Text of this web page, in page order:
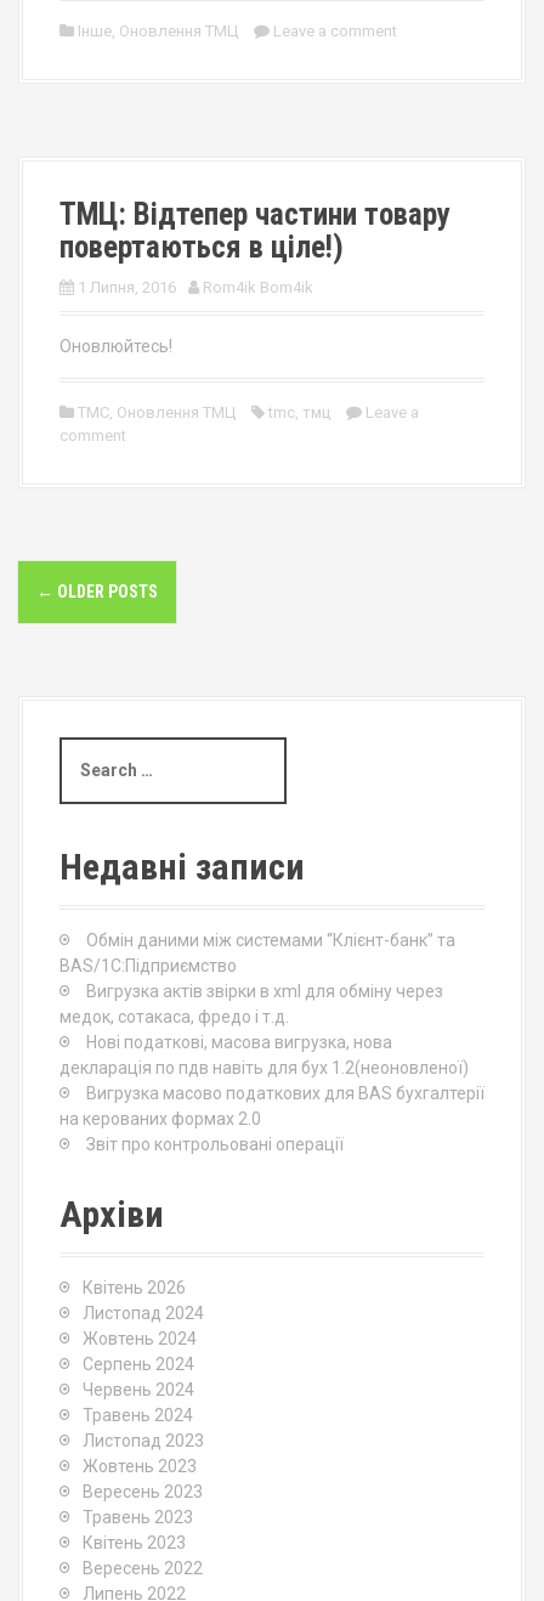
Інше, Оновлення ТМЦ Leave a comment
ТМЦ: Відтепер частини товару
повертаються в ціле!)
1 Липня, 2016 Rom4ik Bom4ik
Оновлюйтесь!
TMC, Оновлення ТМЦ tmc, тмц
Leave a
comment
P
o
← OLDER POSTS
a
c
h
:
Недавні записи
Обмін даними між системами “Клієнт-банк” та
BAS/1С:Підприємство
Вигрузка актів звірки в xml для обміну через
медок, сотакаса, фредо і т.д.
Нові податкові, масова вигрузка, нова
декларація по пдв навіть для бух 1.2(неоновленої)
Вигрузка масово податкових для BAS бухгалтерії
на керованих формах 2.0
Звіт про контрольовані операції
Архіви
Квітень 2026
Листопад 2024
Жовтень 2024
Серпень 2024
Червень 2024
Травень 2024
Листопад 2023
Жовтень 2023
Вересень 2023
Травень 2023
Квітень 2023
Вересень 2022
Липень 2022